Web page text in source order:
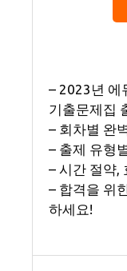
– 2023년 에
기출문제집
– 회차별 완
– 출제 유형
– 시간 절약,
– 합격을 위
하세요!